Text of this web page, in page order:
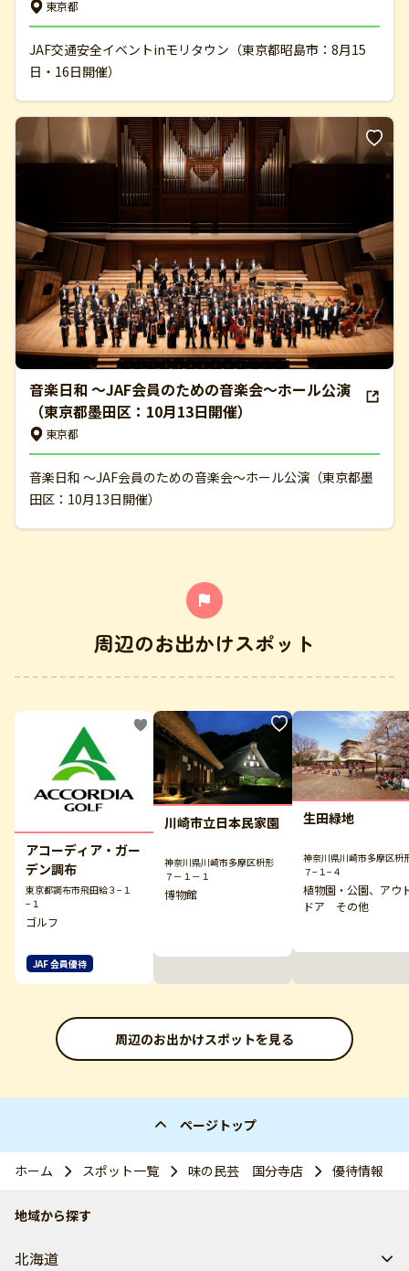
東京都
JAF交通安全イベントinモリタウン（東京都昭島市：8月15
日・16日開催）
音楽日和 ～JAF会員のための音楽会～ホール公演
（東京都墨田区：10月13日開催）
東京都
音楽日和 ～JAF会員のための音楽会～ホール公演（東京都墨
田区：10月13日開催）
周辺のお出かけスポット
アコーディア・ガー
デン調布
東京都調布市飛田給３−１
−１
ゴルフ
JAF 会員優待
川崎市立日本民家園
神奈川県川崎市多摩区枡形
７－１－１
博物館
生田緑地
神奈川県川崎市多摩区枡
７−１−４
植物園・公園、アウ
ドア その他
周辺のお出かけスポットを見る
ページトップ
ホーム スポット一覧 味の民芸 国分寺店 優待情報
地域から探す
北海道